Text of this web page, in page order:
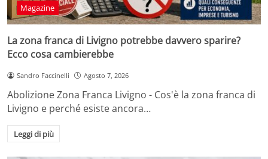
Magazine
La zona franca di Livigno potrebbe davvero sparire?
Ecco cosa cambierebbe
Sandro Faccinelli Agosto 7, 2026
Abolizione Zona Franca Livigno - Cos'è la zona franca di
Livigno e perché esiste ancora…
Leggi di più